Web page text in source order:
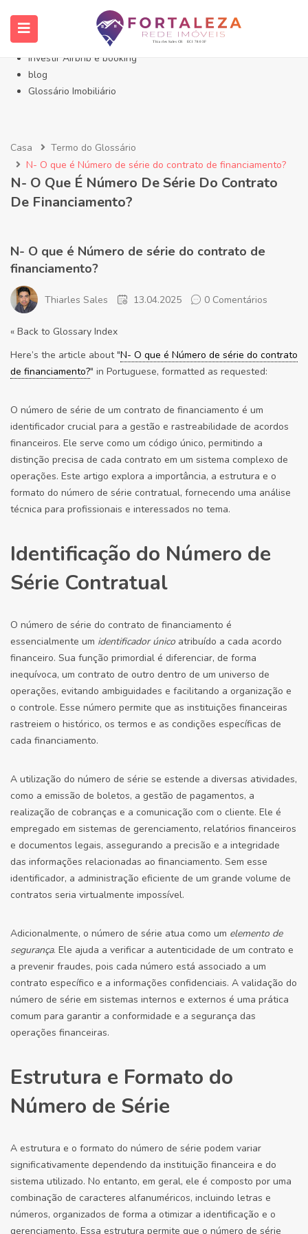
Início- Imóveis Fortaleza Eusébio
Imóveis em Fortaleza
Imóveis no Eusébio
Investir Airbnb e booking
blog
Glossário Imobiliário
Casa
Termo do Glossário
N- O que é Número de série do contrato de financiamento?
N- O Que É Número De Série Do Contrato
De Financiamento?
N- O que é Número de série do contrato de
financiamento?
Thiarles Sales 13.04.2025 0 Comentários
« Back to Glossary Index
Here’s the article about "N- O que é Número de série do contrato
de financiamento?" in Portuguese, formatted as requested:
O número de série de um contrato de financiamento é um
identificador crucial para a gestão e rastreabilidade de acordos
financeiros. Ele serve como um código único, permitindo a
distinção precisa de cada contrato em um sistema complexo de
operações. Este artigo explora a importância, a estrutura e o
formato do número de série contratual, fornecendo uma análise
técnica para profissionais e interessados no tema.
Identificação do Número de
Série Contratual
O número de série do contrato de financiamento é
essencialmente um identificador único atribuído a cada acordo
financeiro. Sua função primordial é diferenciar, de forma
inequívoca, um contrato de outro dentro de um universo de
operações, evitando ambiguidades e facilitando a organização e
o controle. Esse número permite que as instituições financeiras
rastreiem o histórico, os termos e as condições específicas de
cada financiamento.
A utilização do número de série se estende a diversas atividades,
como a emissão de boletos, a gestão de pagamentos, a
realização de cobranças e a comunicação com o cliente. Ele é
empregado em sistemas de gerenciamento, relatórios financeiros
e documentos legais, assegurando a precisão e a integridade
das informações relacionadas ao financiamento. Sem esse
identificador, a administração eficiente de um grande volume de
contratos seria virtualmente impossível.
Adicionalmente, o número de série atua como um elemento de
segurança. Ele ajuda a verificar a autenticidade de um contrato e
a prevenir fraudes, pois cada número está associado a um
contrato específico e a informações confidenciais. A validação do
número de série em sistemas internos e externos é uma prática
comum para garantir a conformidade e a segurança das
operações financeiras.
Estrutura e Formato do
Número de Série
A estrutura e o formato do número de série podem variar
significativamente dependendo da instituição financeira e do
sistema utilizado. No entanto, em geral, ele é composto por uma
combinação de caracteres alfanuméricos, incluindo letras e
números, organizados de forma a otimizar a identificação e o
gerenciamento. Essa estrutura permite que o número de série